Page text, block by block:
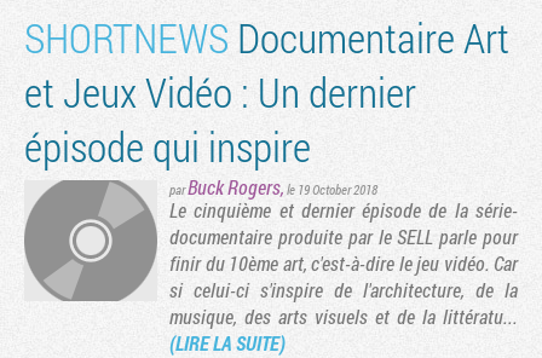
SHORTNEWS Documentaire Art
et Jeux Vidéo : Un dernier
épisode qui inspire
parBuck Rogers, le 19 October 2018
Le cinquième et dernier épisode de la série-
documentaire produite par le SELL parle pour
finir du 10ème art, c'est-à-dire le jeu vidéo. Car
si celui-ci s'inspire de l'architecture, de la
musique, des arts visuels et de la littératu...
(LIRE LA SUITE)